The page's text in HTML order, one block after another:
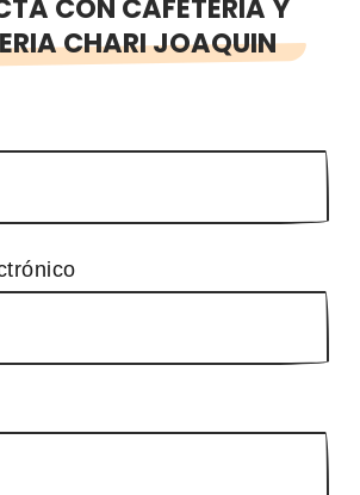
CON CAFETERIA Y
CHARI JOAQUIN